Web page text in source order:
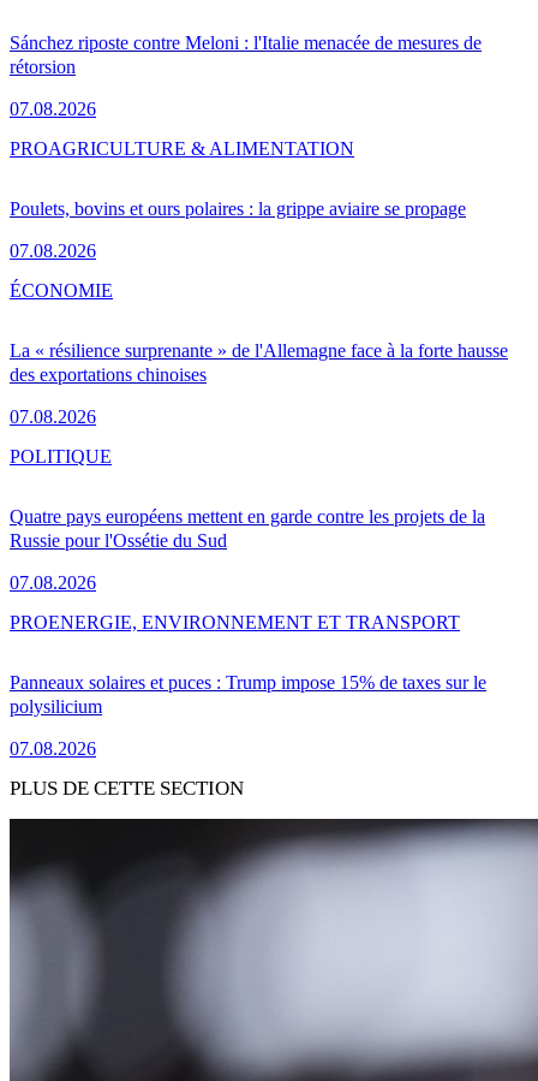
Sánchez riposte contre Meloni : l'Italie menacée de mesures de
rétorsion
07.08.2026
Poulets, bovins et ours polaires : la grippe aviaire se propage
07.08.2026
PROAGRICULTURE & ALIMENTATION
La « résilience surprenante » de l'Allemagne face à la forte hausse
des exportations chinoises
07.08.2026
ÉCONOMIE
Quatre pays européens mettent en garde contre les projets de la
Russie pour l'Ossétie du Sud
07.08.2026
POLITIQUE
Panneaux solaires et puces : Trump impose 15% de taxes sur le
polysilicium
07.08.2026
PROENERGIE, ENVIRONNEMENT ET TRANSPORT
PLUS DE CETTE SECTION